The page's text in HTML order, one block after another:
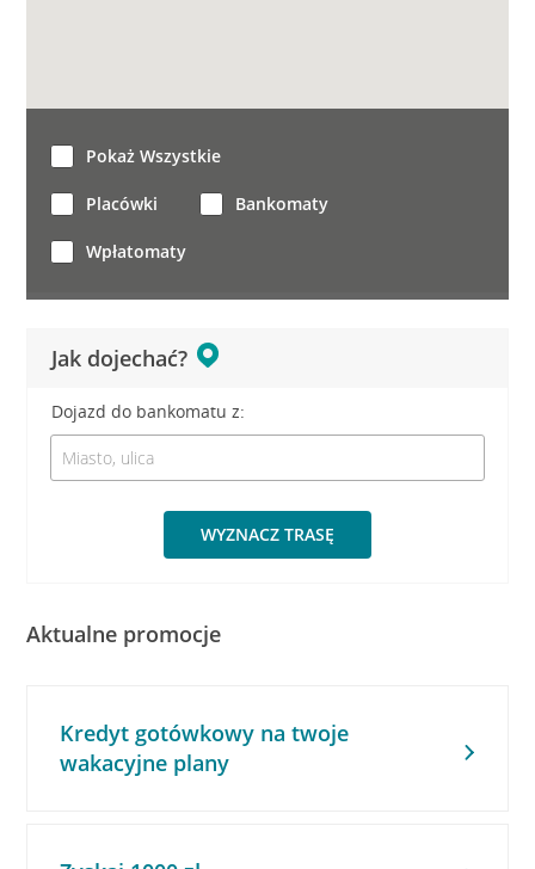
Jak dojechać?
Dojazd do bankomatu z:
WYZNACZ TRASĘ
Pokaż Wszystkie
Placówki Bankomaty
Wpłatomaty
Aktualne promocje
Kredyt gotówkowy na twoje
wakacyjne plany